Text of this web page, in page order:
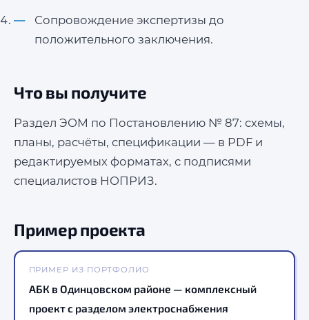
Сопровождение экспертизы до
положительного заключения.
Что вы получите
Раздел ЭОМ по Постановлению № 87: схемы,
планы, расчёты, спецификации — в PDF и
редактируемых форматах, с подписями
специалистов НОПРИЗ.
Пример проекта
ПРИМЕР ИЗ ПОРТФОЛИО
АБК в Одинцовском районе — комплексный
проект с разделом электроснабжения